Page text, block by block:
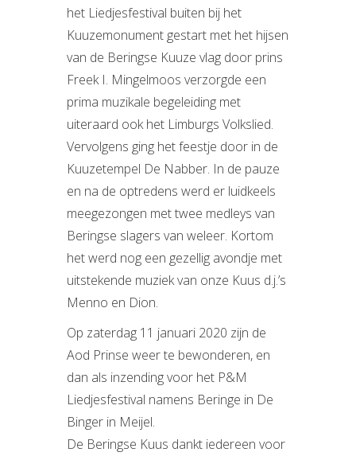
het Liedjesfestival buiten bij het
Kuuzemonument gestart met het hijsen
van de Beringse Kuuze vlag door prins
Freek I. Mingelmoos verzorgde een
prima muzikale begeleiding met
uiteraard ook het Limburgs Volkslied.
Vervolgens ging het feestje door in de
Kuuzetempel De Nabber. In de pauze
en na de optredens werd er luidkeels
meegezongen met twee medleys van
Beringse slagers van weleer. Kortom
het werd nog een gezellig avondje met
uitstekende muziek van onze Kuus d.j.’s
Menno en Dion.
Op zaterdag 11 januari 2020 zijn de
Aod Prinse weer te bewonderen, en
dan als inzending voor het P&M
Liedjesfestival namens Beringe in De
Binger in Meijel.
De Beringse Kuus dankt iedereen voor